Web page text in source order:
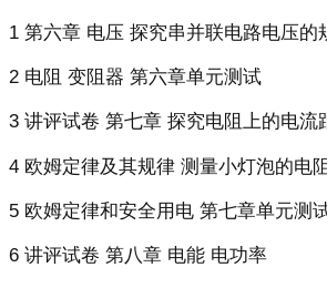
1 第六章 电压 探究串并联电路电压的
2 电阻 变阻器 第六章单元测试
3 讲评试卷 第七章 探究电阻上的电流
4 欧姆定律及其规律 测量小灯泡的电阻
5 欧姆定律和安全用电 第七章单元测
6 讲评试卷 第八章 电能 电功率